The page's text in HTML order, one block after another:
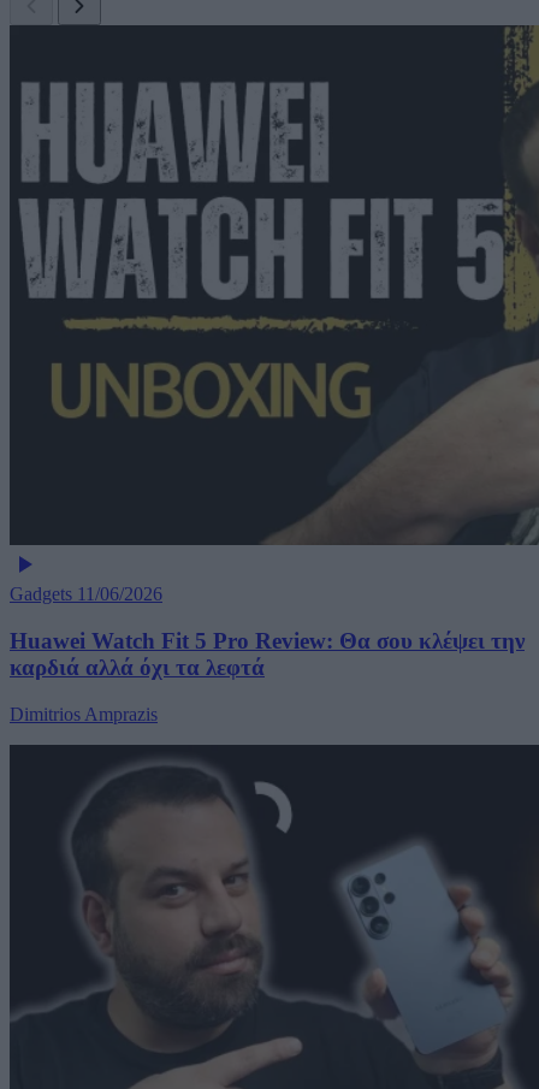
Gadgets 11/06/2026
Huawei Watch Fit 5 Pro Review: Θα σου κλέψει την
καρδιά αλλά όχι τα λεφτά
Dimitrios Amprazis